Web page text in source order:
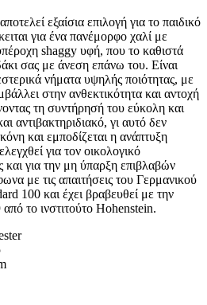
αποτελεί εξαίσια επιλογή για το παιδικό
για ένα πανέμορφο χαλί με
shaggy υφή, που το καθιστά
σας με άνεση επάνω του. Είναι
νήματα υψηλής ποιότητας, με
στην ανθεκτικότητα και αντοχή
τη συντήρησή του εύκολη και
αντιβακτηριδιακό, γι αυτό δεν
και εμποδίζεται η ανάπτυξη
για τον οικολογικό
για την μη ύπαρξη επιβλαβών
με τις απαιτήσεις του Γερμανικού
100 και έχει βραβευθεί με την
το ινστιτούτο Hohenstein.